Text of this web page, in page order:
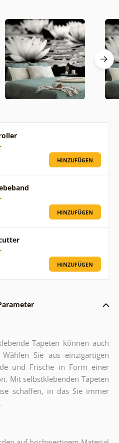
HINZUFÜGEN
HINZUFÜGEN
HINZUFÜGEN
Tapeten können auch
Sie aus einzigartigen
und Frische in Form einer
Mit selbstklebenden Tapeten
schaffen, in das Sie immer